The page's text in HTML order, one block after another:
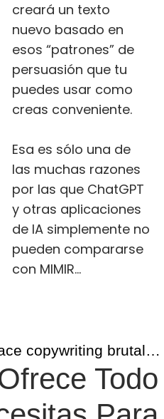
creará un texto
nuevo basado en
esos “patrones” de
persuasión que tu
puedes usar como
creas conveniente.
Esa es sólo una de
las muchas razones
por las que ChatGPT
y otras aplicaciones
de IA simplemente no
pueden compararse
con MIMIR…
copywriting brutal…
Todo